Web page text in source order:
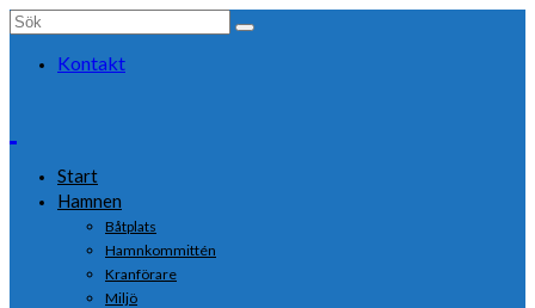
Search
Kontakt
Start
Hamnen
Båtplats
Hamnkommittén
Kranförare
Miljö